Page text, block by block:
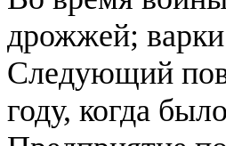
дрожжей;
Следующий
году, когда